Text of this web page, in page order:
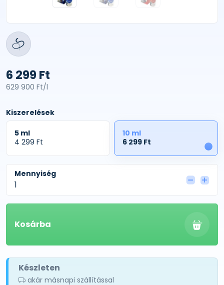
6 299 Ft
629 900 Ft/l
Kiszerelések
5 ml
4 299 Ft
1
10 ml
6 299 Ft
Mennyiség
Kosárba
Készleten
akár másnapi szállítással